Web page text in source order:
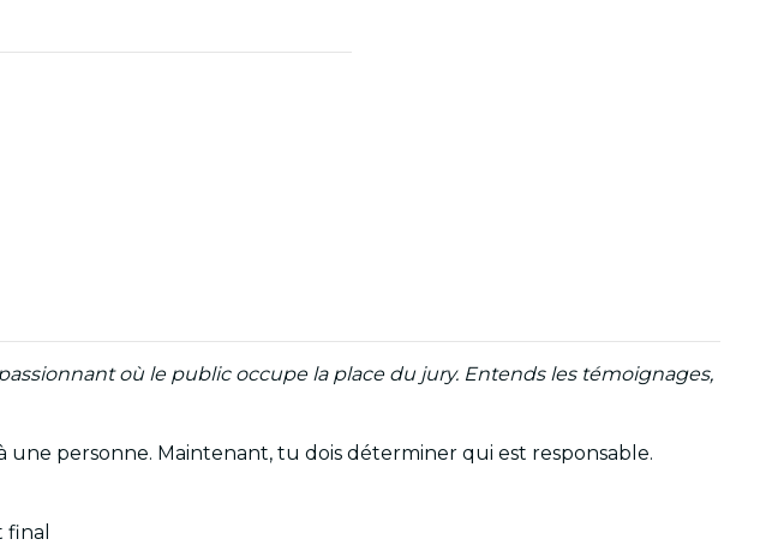
où le public occupe la place du jury. Entends les témoignages,
une personne. Maintenant, tu dois déterminer qui est responsable.